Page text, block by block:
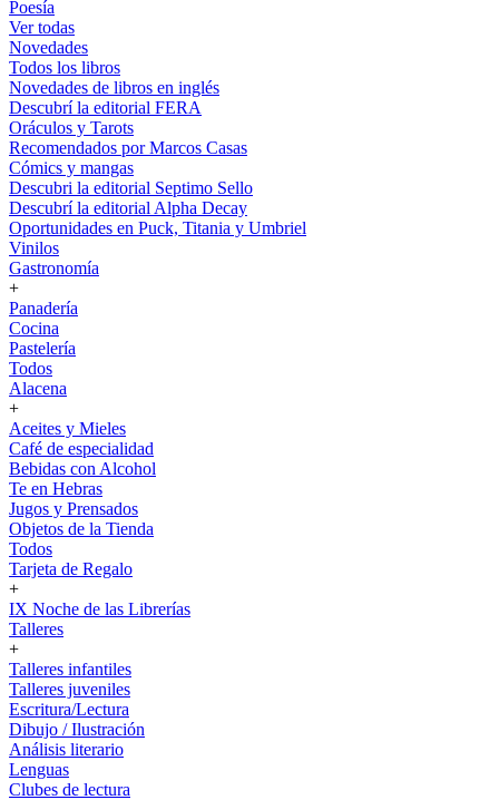
Poesía
Ver todas
Novedades
Todos los libros
Novedades de libros en inglés
Descubrí la editorial FERA
Oráculos y Tarots
Recomendados por Marcos Casas
Cómics y mangas
Descubri la editorial Septimo Sello
Descubrí la editorial Alpha Decay
Oportunidades en Puck, Titania y Umbriel
Vinilos
Gastronomía
+
Panadería
Cocina
Pastelería
Todos
Alacena
+
Aceites y Mieles
Café de especialidad
Bebidas con Alcohol
Te en Hebras
Jugos y Prensados
Objetos de la Tienda
Todos
Tarjeta de Regalo
+
IX Noche de las Librerías
Talleres
+
Talleres infantiles
Talleres juveniles
Escritura/Lectura
Dibujo / Ilustración
Análisis literario
Lenguas
Clubes de lectura